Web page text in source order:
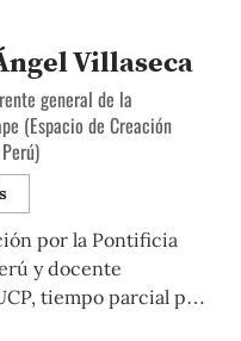
Villaseca
general de la
(Espacio de Creación
por la Pontificia
y docente
tiempo parcial por